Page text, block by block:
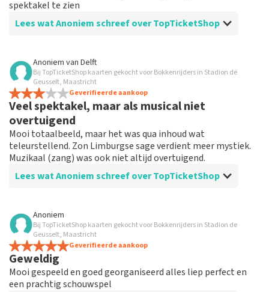
geplaatst.
spektakel te zien
Lees wat Anoniem schreef over TopTicketShop
Beoordeling van Anoniem over
makkelijk te bestellen
het was makkelijk om de tickets te bestellen en alles
was heel duidelijk
Anoniem van Delft
Bij TopTicketShop kaarten gekocht voor Bokkenrijders in Stadion de
Geusselt, Maastricht
Geverifieerde aankoop
Veel spektakel, maar als musical niet
overtuigend
Mooi totaalbeeld, maar het was qua inhoud wat
teleurstellend. Zon Limburgse sage verdient meer mystiek.
Muzikaal (zang) was ook niet altijd overtuigend.
Lees wat Anoniem schreef over TopTicketShop
Beoordeling van Anoniem over
Goed, duidelijk en betrouwbaar
TopTicketShop is een goed en betrouwbaar bureau om
je tickets te kopen
Anoniem
Bij TopTicketShop kaarten gekocht voor Bokkenrijders in Stadion de
Geusselt, Maastricht
Geverifieerde aankoop
Geweldig
Mooi gespeeld en goed georganiseerd alles liep perfect en
een prachtig schouwspel